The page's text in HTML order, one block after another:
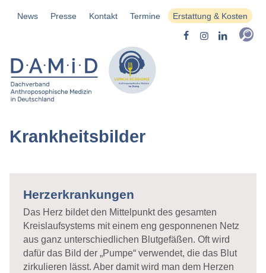
News Presse Kontakt Termine Erstattung & Kosten
Krankheitsbilder
Herzerkrankungen
Das Herz bildet den Mittelpunkt des gesamten
Kreislaufsystems mit einem eng gesponnenen Netz
aus ganz unterschiedlichen Blutgefäßen. Oft wird
dafür das Bild der „Pumpe“ verwendet, die das Blut
zirkulieren lässt. Aber damit wird man dem Herzen